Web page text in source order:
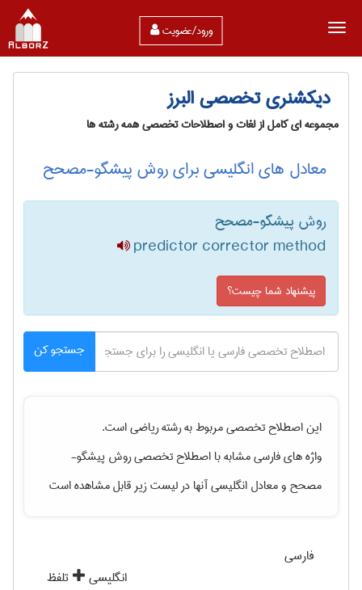
ورود/عضویت
دیکشنری تخصصی البرز
مجموعه ای کامل از لغات و اصطلاحات تخصصی همه رشته ها
معادل های انگلیسی برای روش پیشگو-مصحح
روش پیشگو-مصحح
predictor corrector method
پیشنهاد شما چیست؟
جستجو کن
این اصطلاح تخصصی مربوط به رشتهرياضیاست.
واژه های فارسی مشابه با اصطلاح تخصصیروش پیشگو-
مصححو معادل انگلیسی آنها در لیست زیر قابل مشاهده است
فارسی
انگلیسی
تلفظ